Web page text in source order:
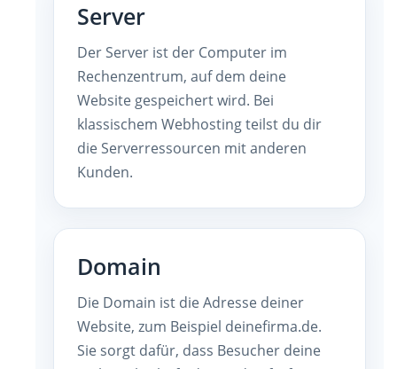
Server
Der Server ist der Computer im
Rechenzentrum, auf dem deine
Website gespeichert wird. Bei
klassischem Webhosting teilst du dir
die Serverressourcen mit anderen
Kunden.
Domain
Die Domain ist die Adresse deiner
Website, zum Beispiel deinefirma.de.
Sie sorgt dafür, dass Besucher deine